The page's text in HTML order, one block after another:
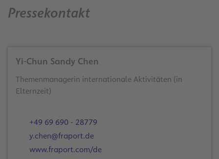
Pressekontakt
Yi-Chun Sandy Chen
Themenmanagerin internationale Aktivitäten (in
Elternzeit)
+49 69 690 - 28779
y.chen@fraport.de
www.fraport.com/de